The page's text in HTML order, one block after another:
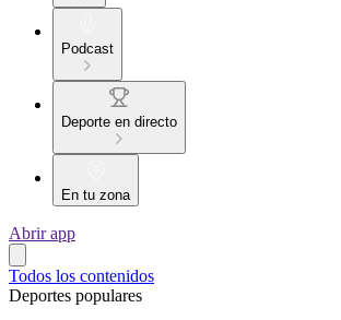
Podcast
Deporte en directo
En tu zona
Abrir app
Todos los contenidos
Deportes populares